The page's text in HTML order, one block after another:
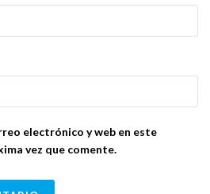
electrónico y web en este
vez que comente.